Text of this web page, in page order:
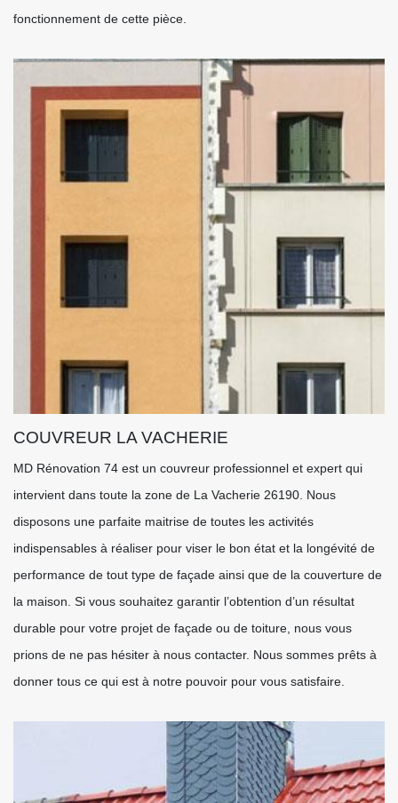
fonctionnement de cette pièce.
COUVREUR LA VACHERIE
MD Rénovation 74 est un couvreur professionnel et expert qui
intervient dans toute la zone de La Vacherie 26190. Nous
disposons une parfaite maitrise de toutes les activités
indispensables à réaliser pour viser le bon état et la longévité de
performance de tout type de façade ainsi que de la couverture de
la maison. Si vous souhaitez garantir l’obtention d’un résultat
durable pour votre projet de façade ou de toiture, nous vous
prions de ne pas hésiter à nous contacter. Nous sommes prêts à
donner tous ce qui est à notre pouvoir pour vous satisfaire.